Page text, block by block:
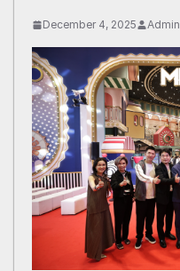
December 4, 2025 Admin